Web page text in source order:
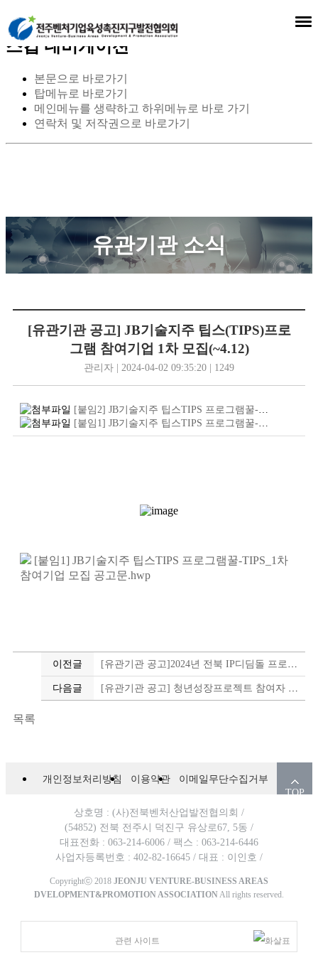
스킵 네비게이션
본문으로 바로가기
탑메뉴로 바로가기
메인메뉴를 생략하고 하위메뉴로 바로 가기
연락처 및 저작권으로 바로가기
유관기관 소식
[유관기관 공고] JB기술지주 팁스(TIPS)프로
그램 참여기업 1차 모집(~4.12)
관리자 | 2024-04-02 09:35:20 | 1249
[붙임2] JB기술지주 팁스TIPS 프로그램꿀-TIPS_웹포스터.jpg
[붙임1] JB기술지주 팁스TIPS 프로그램꿀-TIPS_1차 참여기업 모집 공고문.hwp
[붙임1] JB기술지주 팁스TIPS 프로그램꿀-TIPS_1차
참여기업 모집 공고문.hwp
이전글
다음글
목록
개인정보처리방침 이용약관
이메일무단수집거부
TOP
상호명 : (사)전북벤처산업발전협의회 /
(54852) 전북 전주시 덕진구 유상로67, 5동 /
대표전화 : 063-214-6006 / 팩스 : 063-214-6446
사업자등록번호 : 402-82-16645 / 대표 : 이인호 /
Copyrightⓒ 2018 JEONJU VENTURE-BUSINESS AREAS
DVELOPMENT&PROMOTION ASSOCIATIONAll rights reserved.
관련 사이트